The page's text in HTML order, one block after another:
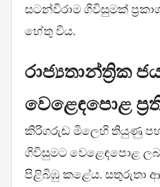
සටන්විරාම ගිවිසුමක්
හේතු විය.
රාජ්‍යතාන්ත්‍රික
වෙළෙඳපොළ
කිරිගරුඬ මිලෙහි තියුණු
ගිවිසුමට වෙළෙඳපොළ
පිළිබිඹු කළේය. සතුරුතා